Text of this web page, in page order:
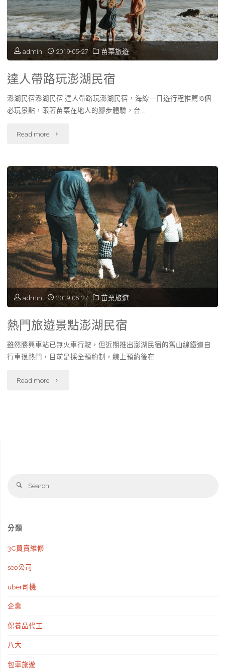
admin 2019-05-27 苗栗旅遊
達人帶路玩澎湖民宿
澎湖民宿澎湖民宿 達人帶路玩澎湖民宿，海線一日遊行程推薦!8個
必玩景點，跟著苗栗在地人的腳步體驗，台 …
Read more "達
帶
路
玩
澎
湖
民
宿"
admin 2019-05-27 苗栗旅遊
熱門旅遊景點澎湖民宿
雖然勝興車站已無火車行駛，但近期推出澎湖民宿的舊山線鐵道自
行車很熱門，目前是採全預約制，線上預約後在 …
Read more "熱
Search
分類
3C買賣維修
seo公司
uber司機
企業
保養品代工
八大
包車旅遊